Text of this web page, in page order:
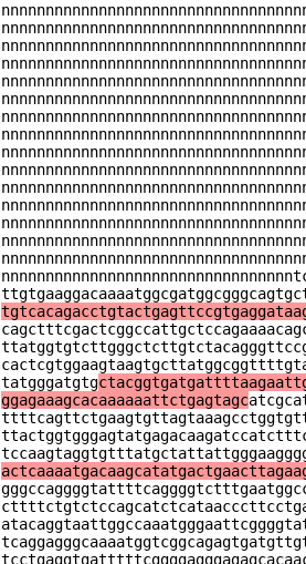
tatgggatgtg
ggagaaagcacaaaaaattctgagtagc